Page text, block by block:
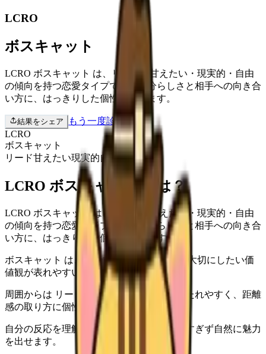
LCRO
ボスキャット
LCRO ボスキャット は、リード・甘えたい・現実的・自由
の傾向を持つ恋愛タイプです。自分らしさと相手への向き合
い方に、はっきりした個性があります。
結果をシェア
もう一度診断する
LCRO
ボスキャット
リード甘えたい現実的自由
LCRO ボスキャット とは？
LCRO ボスキャット は、リード・甘えたい・現実的・自由
の傾向を持つ恋愛タイプです。自分らしさと相手への向き合
い方に、はっきりした個性があります。
ボスキャット は、恋愛でも自分のペースや大切にしたい価
値観が表れやすいタイプです。
周囲からは リード と 甘えたい の印象を持たれやすく、距離
感の取り方に個性があります。
自分の反応を理解すると、恋愛で無理をしすぎず自然に魅力
を出せます。